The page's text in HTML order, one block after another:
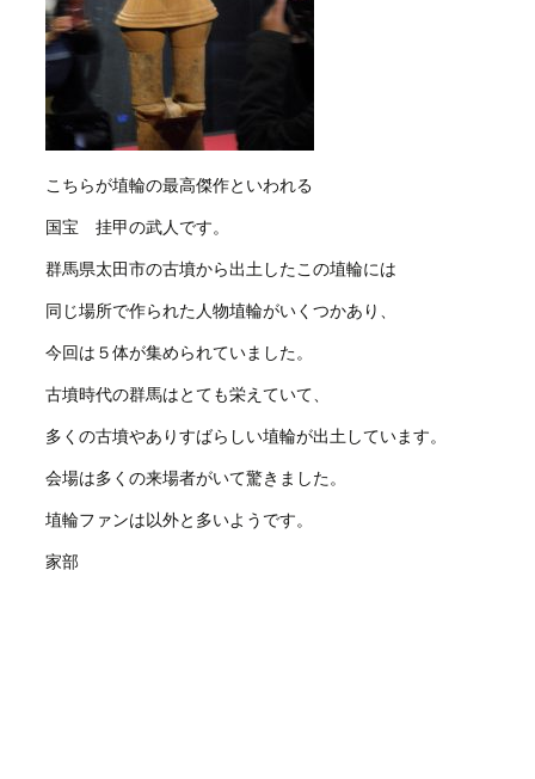
こちらが埴輪の最高傑作といわれる
国宝 挂甲の武人です。
群馬県太田市の古墳から出土したこの埴輪には
同じ場所で作られた人物埴輪がいくつかあり、
今回は５体が集められていました。
古墳時代の群馬はとても栄えていて、
多くの古墳やありすばらしい埴輪が出土しています。
会場は多くの来場者がいて驚きました。
埴輪ファンは以外と多いようです。
家部